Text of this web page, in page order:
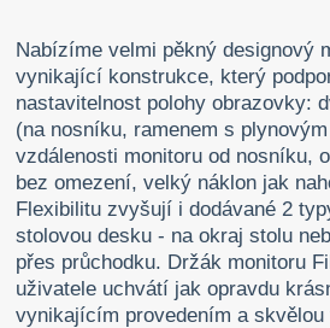
Nabízíme velmi pěkný designový
vynikající konstrukce, který
nastavitelnost polohy obrazovky:
(na nosníku, ramenem s
vzdálenosti monitoru od nosníku,
bez omezení, velký náklon jak
Flexibilitu zvyšují i dodávané 2
stolovou desku - na okraj stolu
přes průchodku. Držák monitoru
uživatele uchvátí jak opravdu
vynikajícím provedením a skvělou